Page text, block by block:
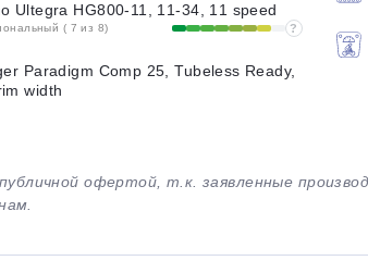
Ultegra HG800-11, 11-34, 11 speed
( 7 из 8) ?
Paradigm Comp 25, Tubeless Ready,
width
офертой, т.к. заявленные